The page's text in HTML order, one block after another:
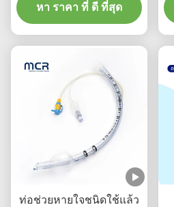
หา ราคา ที่ ดี ที่สุด
ท่อช่วยหายใจชนิดใช้แล้ว